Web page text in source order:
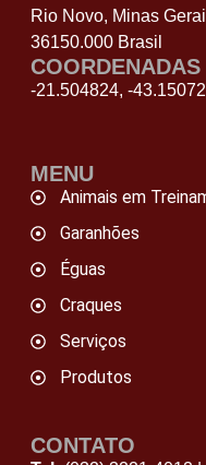
Rio Novo, Minas
36150.000 Brasil
COORDENADAS
-21.504824, -
MENU
Animais em
Garanhões
Éguas
Craques
Serviços
Produtos
CONTATO